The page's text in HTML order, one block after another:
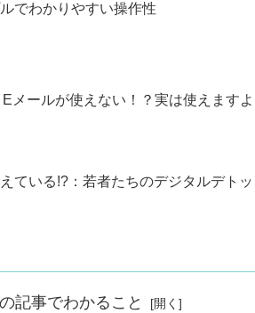
でわかりやすい操作性
メールが使えない！？実は使えます
ている!?：若者たちのデジタルデト
記事でわかること